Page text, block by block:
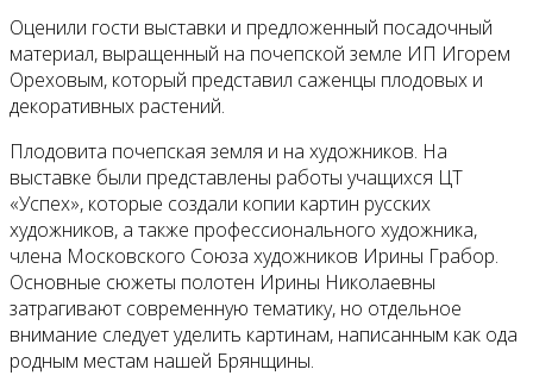
Оценили гости выставки и предложенный посадочный
материал, выращенный на почепской земле ИП Игорем
Ореховым, который представил саженцы плодовых и
декоративных растений.
Плодовита почепская земля и на художников. На
выставке были представлены работы учащихся ЦТ
«Успех», которые создали копии картин русских
художников, а также профессионального художника,
члена Московского Союза художников Ирины Грабор.
Основные сюжеты полотен Ирины Николаевны
затрагивают современную тематику, но отдельное
внимание следует уделить картинам, написанным как ода
родным местам нашей Брянщины.